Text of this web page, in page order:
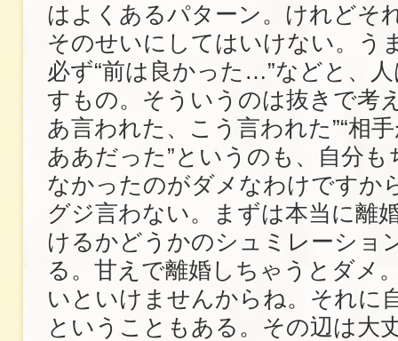
はよくあるパターン。けれどそ
そのせいにしてはいけない。う
必ず“前は良かった…”などと、
すもの。そういうのは抜きで考
あ言われた、こう言われた”“相
ああだった”というのも、自分
なかったのがダメなわけですか
グジ言わない。まずは本当に離
けるかどうかのシュミレーショ
る。甘えで離婚しちゃうとダメ
いといけませんからね。それに
ということもある。その辺は大